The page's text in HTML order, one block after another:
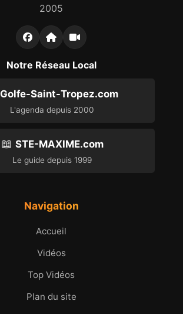
2005
Notre Réseau Local
Golfe-Saint-Tropez.com
L'agenda depuis 2000
📖 STE-MAXIME.com
Le guide depuis 1999
Navigation
Accueil
Vidéos
Top Vidéos
Plan du site